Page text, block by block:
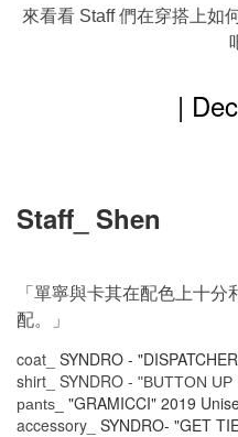
來看看 Staff們在穿搭上如
|
Staff_ Shen
「單寧與卡其在配色上十
配。」
coat_ SYNDRO -
shirt_ SYNDRO - "BUTTON UP
pants_
"GRAMICCI" 2019
accessory_ SYNDRO- "GET